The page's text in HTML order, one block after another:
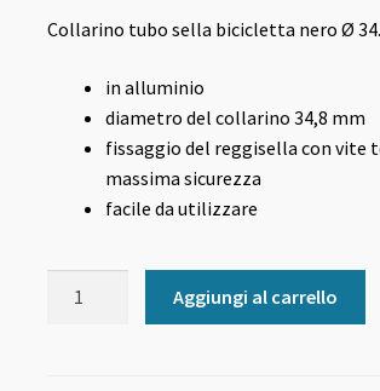
Collarino tubo sella bicicletta nero Ø
in alluminio
diametro del collarino 34,8 mm
fissaggio del reggisella con vite
massima sicurezza
facile da utilizzare
Aggiungi al carrello